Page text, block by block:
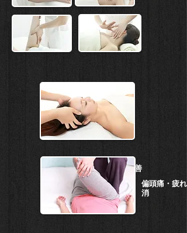
美脚コース・むくみ改善
偏頭痛・疲れ
消